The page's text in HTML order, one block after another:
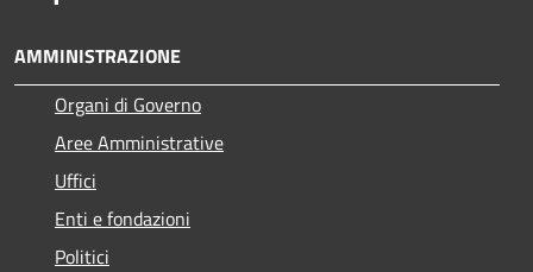
AMMINISTRAZIONE
Organi di Governo
Aree Amministrative
Uffici
Enti e fondazioni
Politici